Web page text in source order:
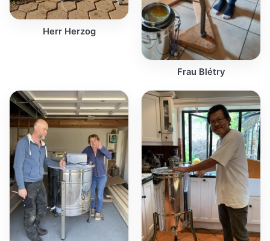
Herr Herzog
Frau Blétry